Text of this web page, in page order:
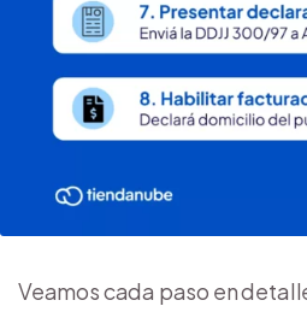
Veamos cada paso en